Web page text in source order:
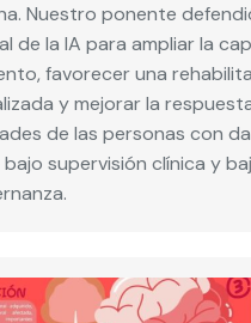
Nuestro ponente
de la IA para ampliar la
favorecer una
y mejorar la
de las personas con
bajo supervisión clínica y